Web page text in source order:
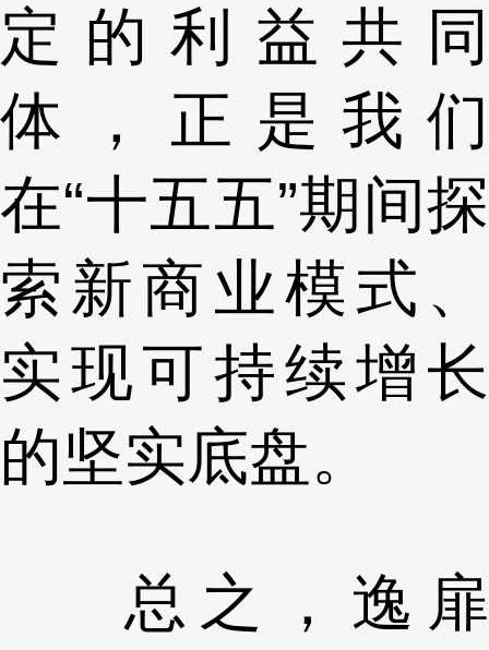
定的利益共同
体，正是我们
在“十五五”期间探
索新商业模式、
实现可持续增长
的坚实底盘。
总之，逸扉